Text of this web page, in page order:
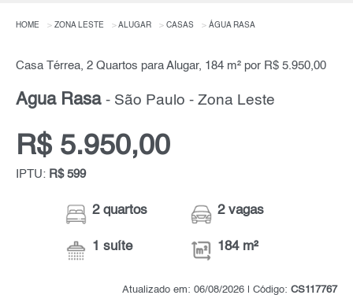
HOME ZONA LESTE ALUGAR CASAS ÁGUA RASA
Casa Térrea, 2 Quartos para Alugar, 184 m² por R$ 5.950,00
Água Rasa - São Paulo - Zona Leste
R$ 5.950,00
IPTU: R$ 599
2 quartos
1 suíte
2 vagas
184 m²
Atualizado em: 06/08/2026 | Código: CS117767